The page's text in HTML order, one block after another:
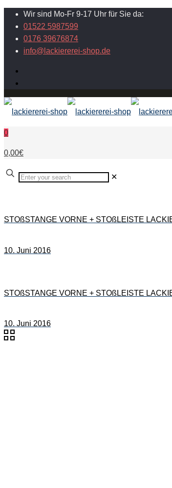
Wir sind Mo-Fr 9-17 Uhr für Sie da:
01522 5987599
0176 39676874
info@lackiererei-shop.de
0
0,00€
✕
STOßSTANGE VORNE + STOßLEISTE
10. Juni 2016
STOßSTANGE VORNE + STOßLEISTE
10. Juni 2016